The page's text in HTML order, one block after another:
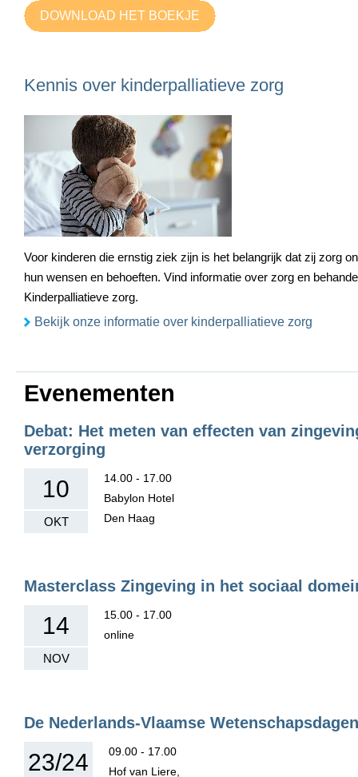
DOWNLOAD HET BOEKJE
Kennis over kinderpalliatieve zorg
Voor kinderen die ernstig ziek zijn is het belangrijk dat zij zorg
hun wensen en behoeften. Vind informatie over zorg en
Kinderpalliatieve zorg.
Bekijk onze informatie over kinderpalliatieve zorg
Evenementen
Debat: Het meten van effecten van
verzorging
10
OKT
14.00 - 17.00
Babylon Hotel
Den Haag
Masterclass Zingeving in het sociaal
14
NOV
15.00 - 17.00
online
De Nederlands-Vlaamse
23/24
09.00 - 17.00
Hof van Liere,